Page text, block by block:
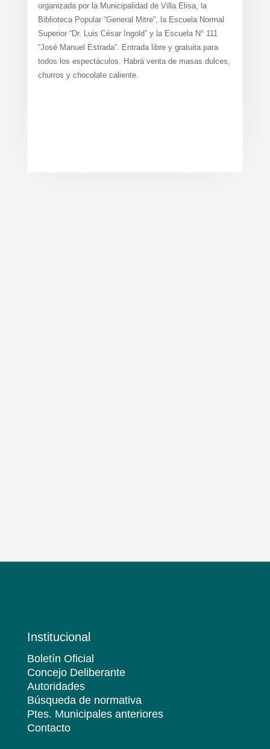
organizada por la Municipalidad de Villa Elisa, la
Biblioteca Popular “General Mitre”, la Escuela Normal
Superior “Dr. Luis César Ingold” y la Escuela N° 111
“José Manuel Estrada”. Entrada libre y gratuita para
todos los espectáculos. Habrá venta de masas dulces,
churros y chocolate caliente.
Institucional
Boletín Oficial
Concejo Deliberante
Autoridades
Búsqueda de normativa
Ptes. Municipales anteriores
Contacto